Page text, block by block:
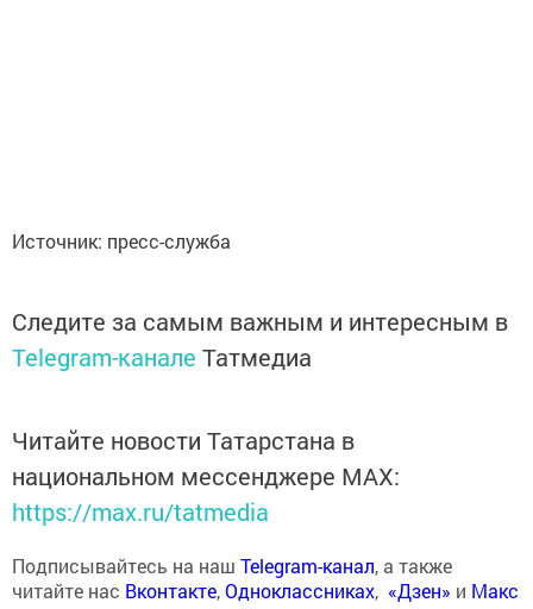
Источник: пресс-служба
Следите за самым важным и интересным в
Telegram-канале Татмедиа
Читайте новости Татарстана в
национальном мессенджере MАХ:
https://max.ru/tatmedia
Подписывайтесь на наш Telegram-канал, а также
читайте нас Вконтакте,Одноклассниках, «Дзен» и Макс